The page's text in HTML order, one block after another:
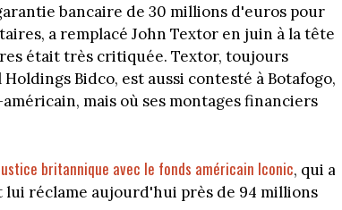
bancaire de 30 millions d'euros pour
a remplacé John Textor en juin à la tête
était très critiquée. Textor, toujours
Bidco, est aussi contesté à Botafogo,
mais où ses montages financiers
britannique avec le fonds américain Iconic, qui a
réclame aujourd'hui près de 94 millions